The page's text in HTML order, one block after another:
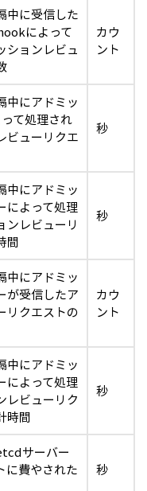
中に受信した
によって
ションレビュ
カウ
ント
中にアドミッ
て処理され
ビューリクエ
秒
中にアドミッ
によって処理
ンレビューリ
間
秒
中にアドミッ
が受信したア
リクエストの
カウ
ント
中にアドミッ
によって処理
レビューリク
時間
秒
サーバー
に費やされた
秒